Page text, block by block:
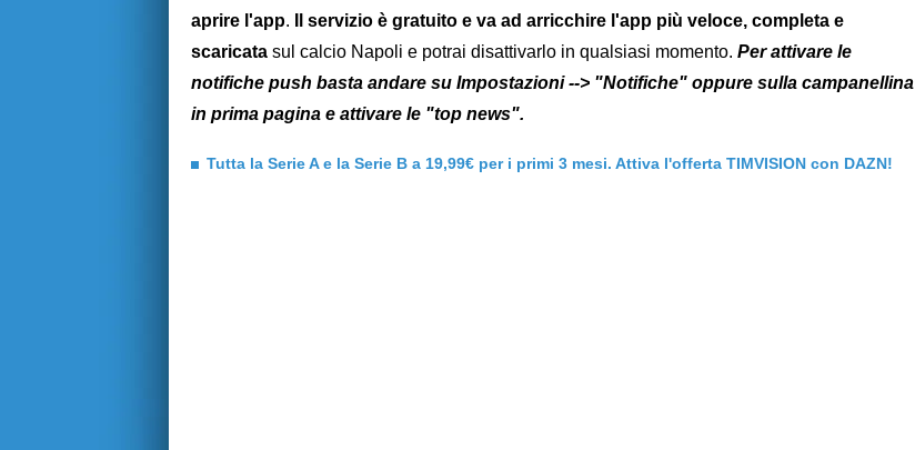
aprire l'app.
Il servizio è gratuito e va ad arricchire l'app più veloce, completa e
scaricata sul calcio Napoli e potrai disattivarlo in qualsiasi momento. Per attivare le
notifiche push basta andare su Impostazioni --> "Notifiche" oppure sulla campanellina
in prima pagina e attivare le "top news".
Tutta la Serie A e la Serie B a 19,99€ per i primi 3 mesi. Attiva l'offerta TIMVISION con DAZN!